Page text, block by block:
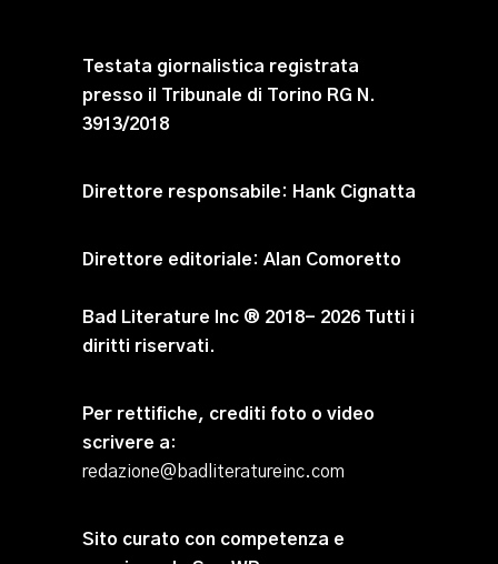
Testata giornalistica registrata
presso il Tribunale di Torino RG N.
3913/2018
Direttore responsabile: Hank Cignatta
Direttore editoriale: Alan Comoretto
Bad Literature Inc ® 2018- 2026 Tutti i
diritti riservati.
Per rettifiche, crediti foto o video
scrivere a:
redazione@badliteratureinc.com
Sito curato con competenza e